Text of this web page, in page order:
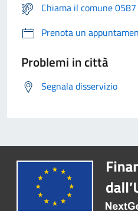
Chiama il comune
Prenota un
Problemi in città
Segnala disservizio